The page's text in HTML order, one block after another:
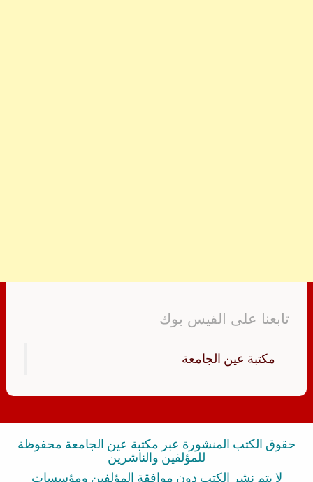
تابعنا على الفيس بوك
‏مكتبة عين الجامعة‏
حقوق الكتب المنشورة عبر مكتبة عين الجامعة محفوظة
للمؤلفين والناشرين
لا يتم نشر الكتب دون موافقة المؤلفين ومؤسسات